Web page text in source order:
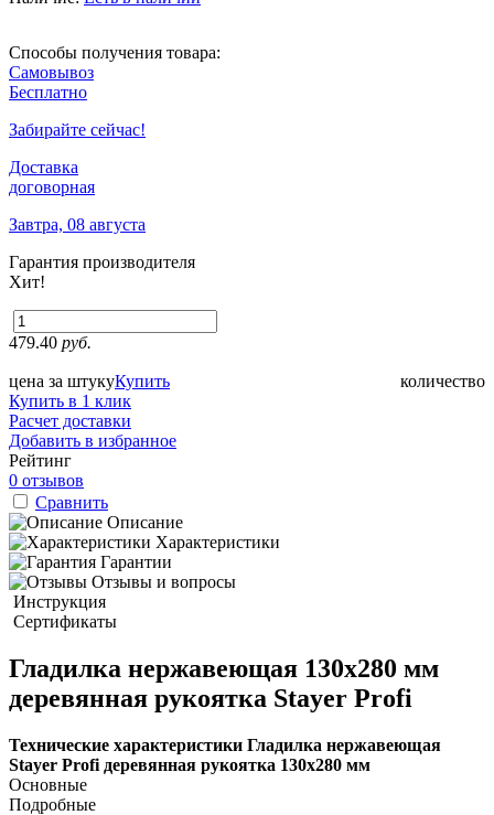
Способы получения товара:
Самовывоз
Бесплатно
Забирайте сейчас!
Доставка
договорная
Завтра, 08 августа
Гарантия производителя
Хит!
479.40 руб.
цена за штуку количество
Купить
Купить в 1 клик
Расчет доставки
Добавить в избранное
Рейтинг
0 отзывов
Сравнить
Описание
Характеристики
Гарантии
Отзывы и вопросы
Инструкция
Сертификаты
Гладилка нержавеющая 130х280 мм
деревянная рукоятка Stayer Profi
Технические характеристики Гладилка нержавеющая
Stayer Profi деревянная рукоятка 130х280 мм
Основные
Подробные